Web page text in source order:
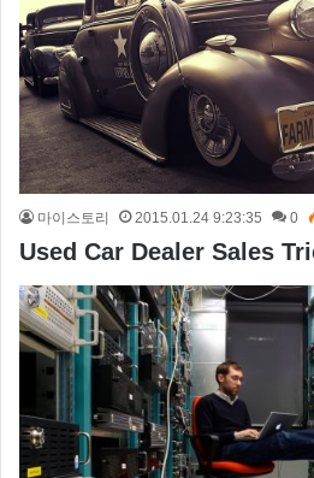
마이스토리 2015.01.24 9:23:35 0
Used Car Dealer Sales